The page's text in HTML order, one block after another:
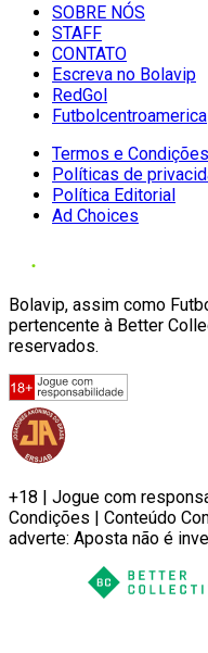
SOBRE NÓS
STAFF
CONTATO
Escreva no Bolavip
RedGol
Futbolcentroamerica
Termos e Condições
Políticas de
Política Editorial
Ad Choices
Bolavip, assim como
pertencente à Better
reservados.
+18 | Jogue com
Condições | Conteúdo
adverte: Aposta não é